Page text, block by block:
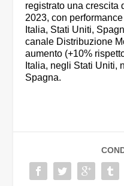
registrato una crescita
2023, con
Italia, Stati Uniti,
canale Distribuzione
aumento (+10%
Italia, negli Stati Uniti,
Spagna.